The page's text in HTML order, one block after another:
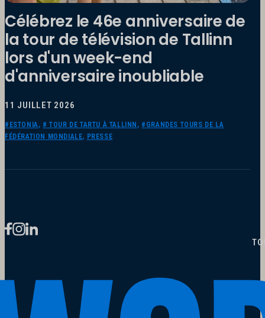
Célébrez le 46e anniversaire de
la tour de télévision de Tallinn
lors d'un week-end
d'anniversaire inoubliable
11 JUILLET 2026
#ESTONIA , # TOUR DE TARTU À TALLINN , #GRANDES TOURS DE LA
FÉDÉRATION MONDIALE, PRESSE